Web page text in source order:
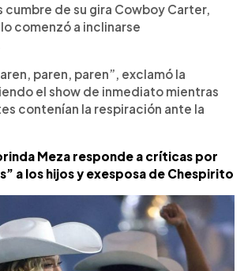
cumbre de su gira Cowboy Carter,
comenzó a inclinarse
paren, paren”, exclamó la
el show de inmediato mientras
contenían la respiración ante la
Meza responde a críticas por
a los hijos y exesposa de Chespirito